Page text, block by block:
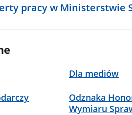
pracy w Ministerstwie
Dla mediów
Odznaka
Wymiaru